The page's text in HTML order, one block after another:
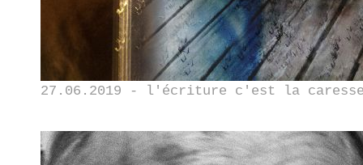
27.06.2019 - l'écriture c'est la